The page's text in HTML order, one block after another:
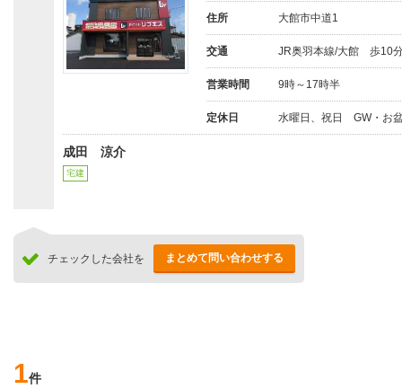
住所 大館市中道1
交通 JR奥羽本線/大館 歩10
営業時間 9時～17時半
定休日 水曜日、祝日 GW・お
成田 涼介
宅建
チェックした会社を まとめて問い合わせする
1件